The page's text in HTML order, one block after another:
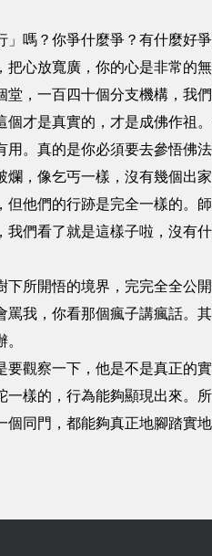
嗎？你爭什麼爭？有什麼好
心放寬廣，你的心是非常的無
，一百四十個分支機構，我
才是真實的，才是成佛作祖
。真的是你必須要去參悟佛
，像乞丐一樣，沒有幾個出
他們的行跡是完全一樣的。
們看了就是這樣子啦，沒有
所開悟的境界，完完全全公
我，你看那個瘋子講瘋話。
觀察一下，他是不是真正的
樣的，行為能夠顯現出來。
同門，都能夠真正地腳踏實